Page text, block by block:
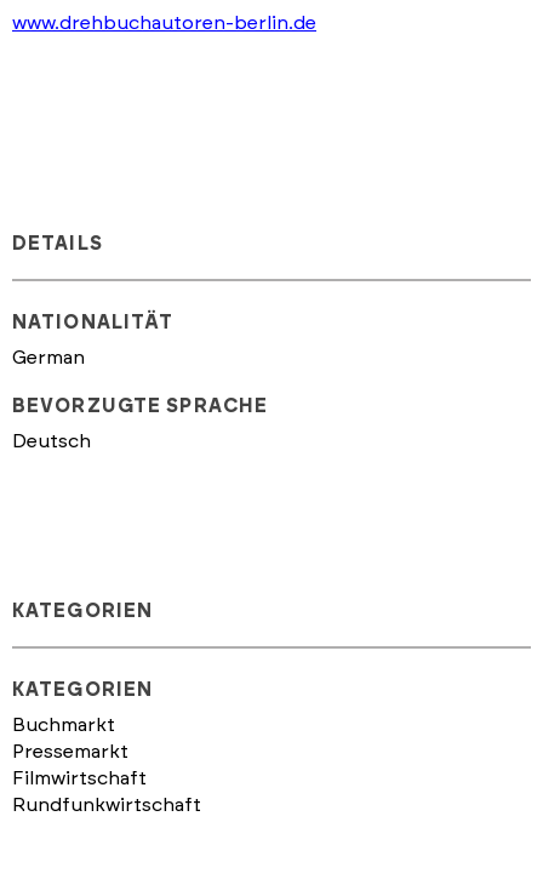
www.drehbuchautoren-berlin.de
DETAILS
NATIONALITÄT
German
BEVORZUGTE SPRACHE
Deutsch
KATEGORIEN
KATEGORIEN
Buchmarkt
Pressemarkt
Filmwirtschaft
Rundfunkwirtschaft